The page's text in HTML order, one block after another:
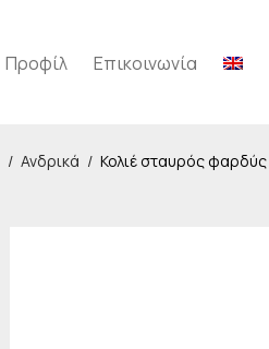
Προφίλ Επικοινωνία
/ Ανδρικά / Κολιέ σταυρός